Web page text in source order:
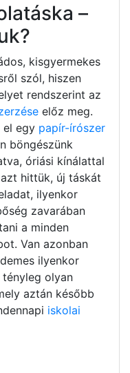
–
kisgyermekes
szól, hiszen
rendszerint az
előz meg.
el egy papír-írószer
böngészünk
óriási kínálattal
hittük, új táskát
ilyenkor
zavarában
a minden
Van azonban
ilyenkor
olyan
aztán később
iskolai